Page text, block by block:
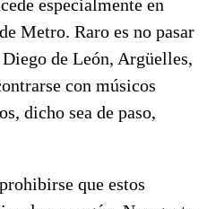
especialmente en
Metro. Raro es no pasar
de León, Argüelles,
con músicos
dicho sea de paso,
que estos